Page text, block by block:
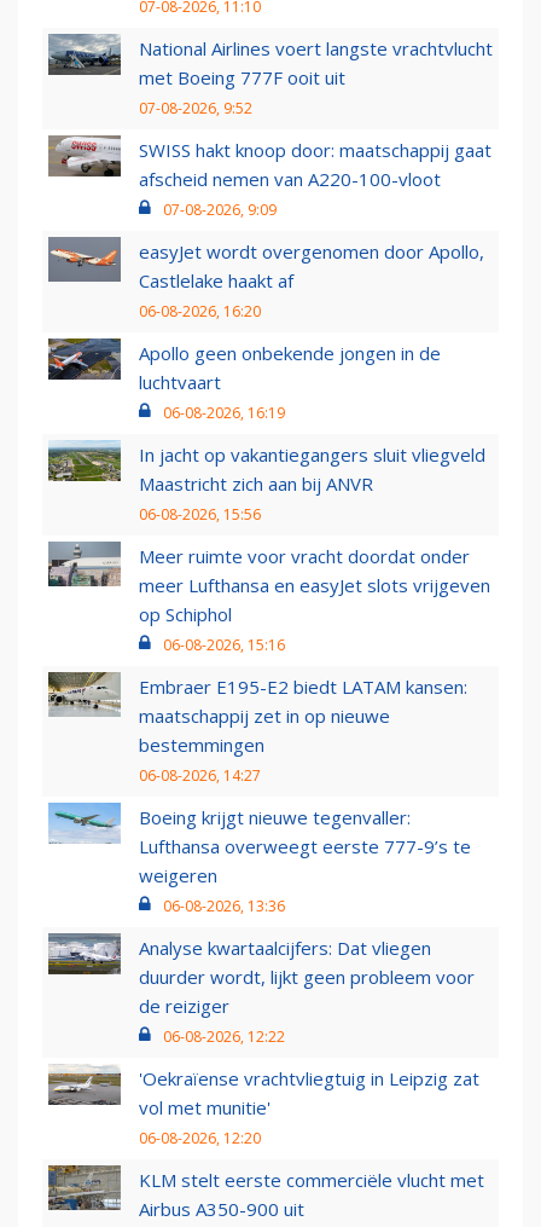
07-08-2026, 11:10
National Airlines voert langste vrachtvlucht
met Boeing 777F ooit uit
07-08-2026, 9:52
SWISS hakt knoop door: maatschappij gaat
afscheid nemen van A220-100-vloot
07-08-2026, 9:09
easyJet wordt overgenomen door Apollo,
Castlelake haakt af
06-08-2026, 16:20
Apollo geen onbekende jongen in de
luchtvaart
06-08-2026, 16:19
In jacht op vakantiegangers sluit vliegveld
Maastricht zich aan bij ANVR
06-08-2026, 15:56
Meer ruimte voor vracht doordat onder
meer Lufthansa en easyJet slots vrijgeven
op Schiphol
06-08-2026, 15:16
Embraer E195-E2 biedt LATAM kansen:
maatschappij zet in op nieuwe
bestemmingen
06-08-2026, 14:27
Boeing krijgt nieuwe tegenvaller:
Lufthansa overweegt eerste 777-9’s te
weigeren
06-08-2026, 13:36
Analyse kwartaalcijfers: Dat vliegen
duurder wordt, lijkt geen probleem voor
de reiziger
06-08-2026, 12:22
'Oekraïense vrachtvliegtuig in Leipzig zat
vol met munitie'
06-08-2026, 12:20
KLM stelt eerste commerciële vlucht met
Airbus A350-900 uit